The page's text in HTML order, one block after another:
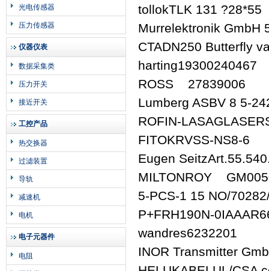
光电传感器
压力传感器
仪器仪表
数据采集类
压力开关
接近开关
工控产品
热交换器
过滤装置
导轨
减速机
电机
电子元器件
电阻
tollokTLK 131 ?28*55
Murrelektronik GmbH
CTADN250 Butterfly
harting19300240467
ROSS 27839006
Lumberg ASBV 8 5-
ROFIN-
FITOKRVSS-NS8-6
Eugen
MILTONROY
5-PCS-1 15 NO/
P+FRH190N-
wandres6232201
INOR Transmitter